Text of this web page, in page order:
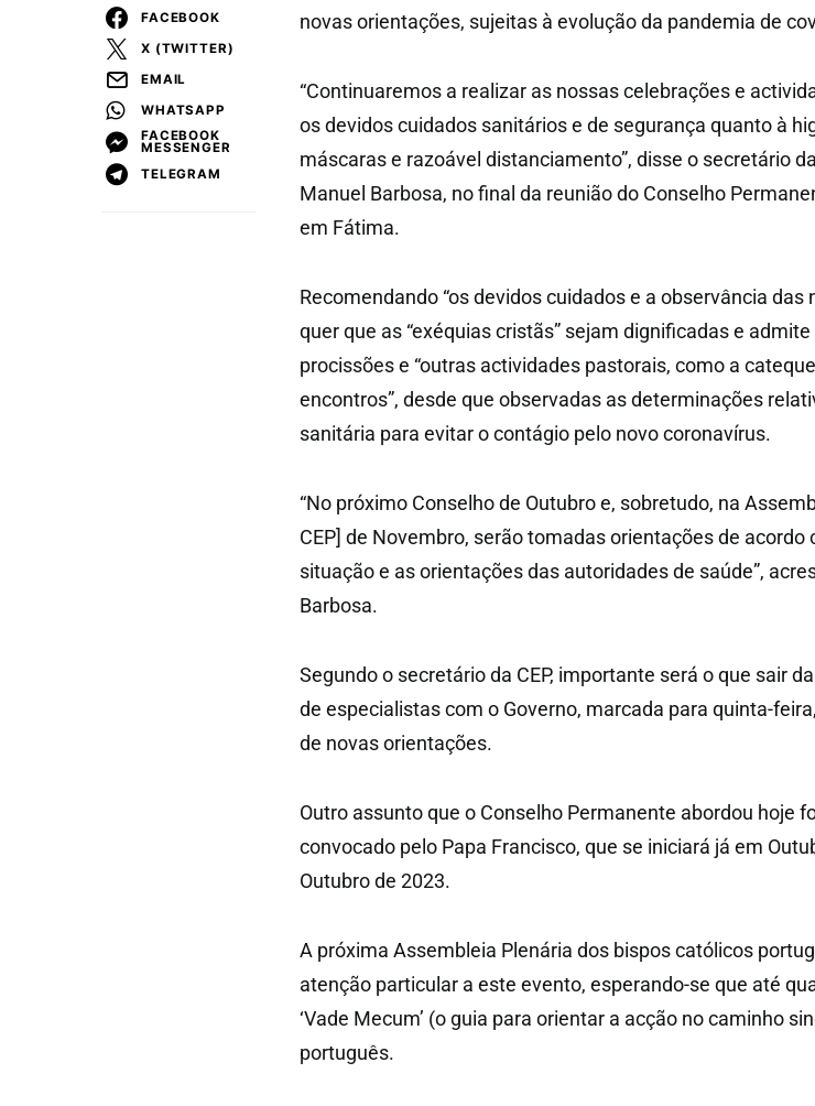
FACEBOOK
X (TWITTER)
EMAIL
WHATSAPP
FACEBOOK
MESSENGER
TELEGRAM
novas orientações, sujeitas à evolução da pandemia de
“Continuaremos a realizar as nossas celebrações e
os devidos cuidados sanitários e de segurança quanto à
máscaras e razoável distanciamento”, disse o secretário da
Manuel Barbosa, no final da reunião do Conselho
em Fátima.
Recomendando “os devidos cuidados e a observância das
quer que as “exéquias cristãs” sejam dignificadas e
procissões e “outras actividades pastorais, como a
encontros”, desde que observadas as determinações
sanitária para evitar o contágio pelo novo coronavírus.
“No próximo Conselho de Outubro e, sobretudo, na
CEP] de Novembro, serão tomadas orientações de acordo
situação e as orientações das autoridades de saúde”,
Barbosa.
Segundo o secretário da CEP, importante será o que sair
de especialistas com o Governo, marcada para quinta-
de novas orientações.
Outro assunto que o Conselho Permanente abordou hoje
convocado pelo Papa Francisco, que se iniciará já em
Outubro de 2023.
A próxima Assembleia Plenária dos bispos católicos
atenção particular a este evento, esperando-se que até
‘Vade Mecum’ (o guia para orientar a acção no caminho
português.